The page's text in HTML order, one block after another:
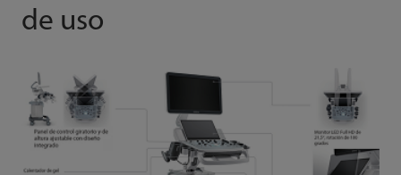
de uso